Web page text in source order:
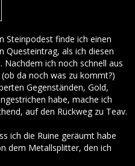
Steinpodest finde ich einen
Questeintrag, als ich diesen
ich noch schnell aus
da noch was zu kommt?)
Gegenständen, Gold,
habe, mache ich
auf den Rückweg zu Teav.
ich die Ruine geräumt habe
dem Metallsplitter, den ich